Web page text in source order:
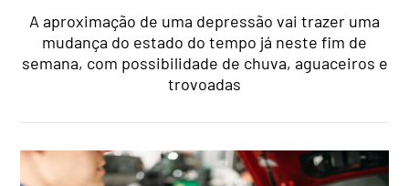
A aproximação de uma depressão vai trazer uma
mudança do estado do tempo já neste fim de
semana, com possibilidade de chuva, aguaceiros e
trovoadas